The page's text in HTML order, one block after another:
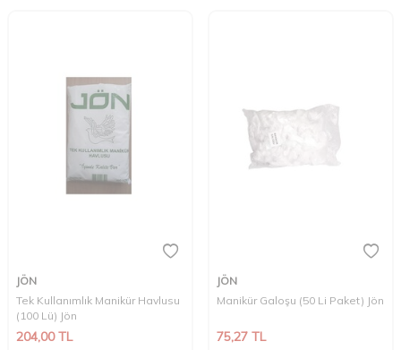
JÖN
Tek Kullanımlık Manikür Havlusu
(100 Lü) Jön
204,00TL
JÖN
Manikür Galoşu (50 Li Paket) Jön
75,27 TL